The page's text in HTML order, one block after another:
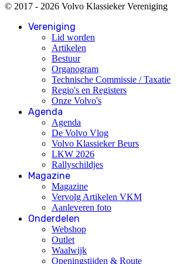
© 2017 - 2026 Volvo Klassieker Vereniging
Vereniging
Lid worden
Artikelen
Bestuur
Organogram
Technische Commissie / Taxatie
Regio's en Registers
Onze Volvo's
Agenda
Agenda
De Volvo Vlog
Volvo Klassieker Beurs
LKW 2026
Rallyschildjes
Magazine
Magazine
Vervolg Artikelen VKM
Aanleveren foto
Onderdelen
Webshop
Outlet
Waalwijk
Openingstijden & Route